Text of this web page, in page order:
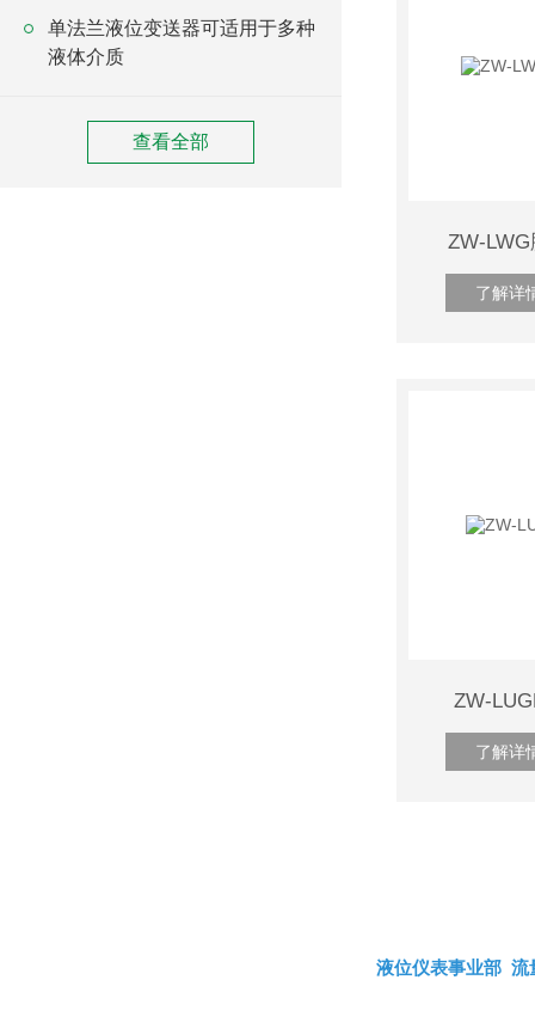
单法兰液位变送器可适用于多种
液体介质
查看全部
ZW-
了解详
ZW-
了解详
液位仪表事业部 流